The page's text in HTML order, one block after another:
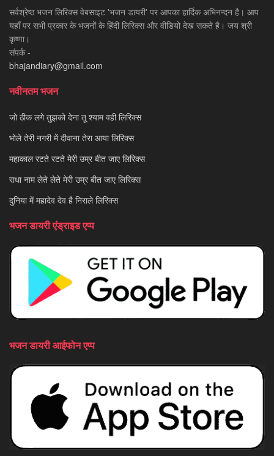
सर्वश्रेष्ठ भजन लिरिक्स वेबसाइट 'भजन डायरी' पर आपका हार्दिक अभिनन्दन है। आप
यहाँ पर सभी प्रकार के भजनों के हिंदी लिरिक्स और वीडियो देख सकते है। जय श्री
कृष्णा।
संपर्क -
bhajandiary@gmail.com
नवीनतम भजन
जो ठीक लगे तुझको देना तू श्याम वही लिरिक्स
भोले तेरी नगरी में दीवाना तेरा आया लिरिक्स
महाकाल रटते रटते मेरी उम्र बीत जाए लिरिक्स
राधा नाम लेते लेते मेरी उम्र बीत जाए लिरिक्स
दुनिया में महादेव देव है निराले लिरिक्स
भजन डायरी एंड्राइड एप्प
भजन डायरी आईफोन एप्प